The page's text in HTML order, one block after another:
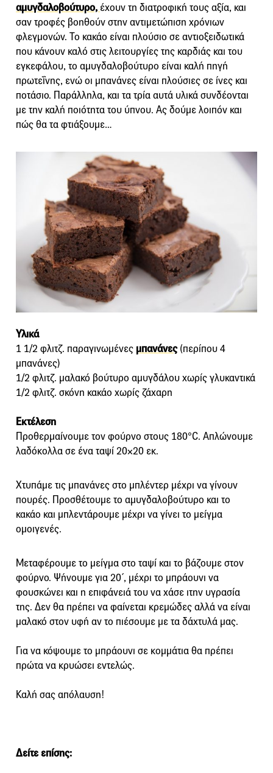
αμυγδαλοβούτυρο, έχουν τη διατροφική τους αξία, και
σαν τροφές βοηθούν στην αντιμετώπιση χρόνιων
φλεγμονών. Το κακάο είναι πλούσιο σε αντιοξειδωτικά
που κάνουν καλό στις λειτουργίες της καρδιάς και του
εγκεφάλου, το αμυγδαλοβούτυρο είναι καλή πηγή
πρωτεΐνης, ενώ οι μπανάνες είναι πλούσιες σε ίνες και
ποτάσιο. Παράλληλα, και τα τρία αυτά υλικά συνδέονται
με την καλή ποιότητα του ύπνου. Ας δούμε λοιπόν και
πώς θα τα φτιάξουμε…
Υλικά
1 1/2 φλιτζ. παραγινωμένες μπανάνες(περίπου 4
μπανάνες)
1/2 φλιτζ. μαλακό βούτυρο αμυγδάλου χωρίς γλυκαντικά
1/2 φλιτζ. σκόνη κακάο χωρίς ζάχαρη
Εκτέλεση
Προθερμαίνουμε τον φούρνο στους 180°C. Απλώνουμε
λαδόκολλα σε ένα ταψί 20×20 εκ.
Χτυπάμε τις μπανάνες στο μπλέντερ μέχρι να γίνουν
πουρές. Προσθέτουμε το αμυγδαλοβούτυρο και το
κακάο και μπλεντάρουμε μέχρι να γίνει το μείγμα
ομοιγενές.
Μεταφέρουμε το μείγμα στο ταψί και το βάζουμε στον
φούρνο. Ψήνουμε για 20΄, μέχρι το μπράουνι να
φουσκώνει και η επιφάνειά του να χάσε ιτην υγρασία
της. Δεν θα πρέπει να φαίνεται κρεμώδες αλλά να είναι
μαλακό στον υφή αν το πιέσουμε με τα δάχτυλά μας.
Για να κόψουμε το μπράουνι σε κομμάτια θα πρέπει
πρώτα να κρυώσει εντελώς.
Καλή σας απόλαυση!
Δείτε επίσης: